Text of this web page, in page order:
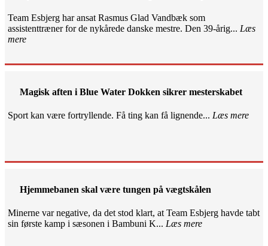
Team Esbjerg har ansat Rasmus Glad Vandbæk som
assistenttræner for de nykårede danske mestre. Den 39-årig... Læs
mere
Magisk aften i Blue Water Dokken sikrer mesterskabet
Sport kan være fortryllende. Få ting kan få lignende... Læs mere
Hjemmebanen skal være tungen på vægtskålen
Minerne var negative, da det stod klart, at Team Esbjerg havde tabt
sin første kamp i sæsonen i Bambuni K... Læs mere